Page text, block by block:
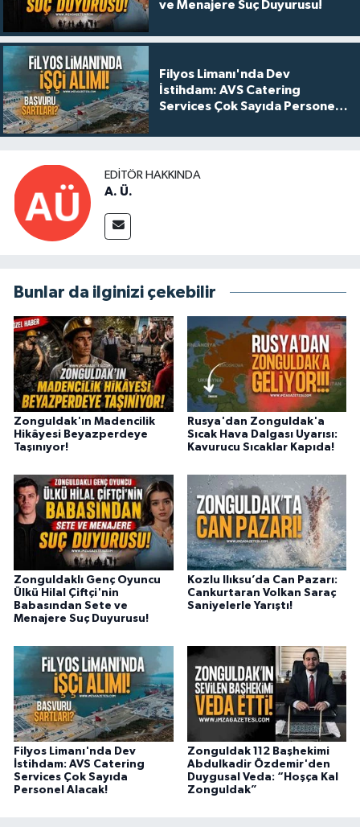
ve Menajere Suç Duyurusu!
Filyos Limanı'nda Dev
İstihdam: AVS Catering
Services Çok Sayıda Personel
EDITÖR HAKKINDA
A. Ü.
Bunlar da ilginizi çekebilir
Zonguldak'ın Madencilik
Hikâyesi Beyazperdeye
Taşınıyor!
Rusya'dan Zonguldak'a
Sıcak Hava Dalgası Uyarısı:
Kavurucu Sıcaklar Kapıda!
Zonguldaklı Genç Oyuncu
Ülkü Hilal Çiftçi'nin
Babasından Sete ve
Menajere Suç Duyurusu!
Kozlu Ilıksu’da Can Pazarı:
Cankurtaran Volkan Saraç
Saniyelerle Yarıştı!
Filyos Limanı'nda Dev
İstihdam: AVS Catering
Services Çok Sayıda
Personel Alacak!
Zonguldak 112 Başhekimi
Abdulkadir Özdemir'den
Duygusal Veda: “Hoşça Kal
Zonguldak”